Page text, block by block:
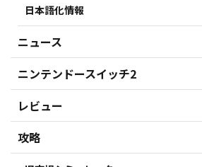
日本語化情報
ニュース
ニンテンドースイッチ2
レビュー
攻略